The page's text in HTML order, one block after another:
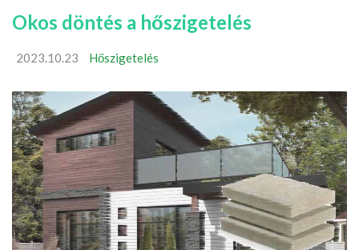
Okos döntés a hőszigetelés
2023.10.23 Hőszigetelés